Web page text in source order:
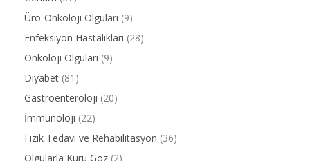
Üro-Onkoloji Olguları (9)
Enfeksiyon Hastalıkları (28)
Onkoloji Olguları (9)
Diyabet (81)
Gastroenteroloji (20)
İmmünoloji (22)
Fizik Tedavi ve Rehabilitasyon (36)
Olgularla Kuru Göz (2)